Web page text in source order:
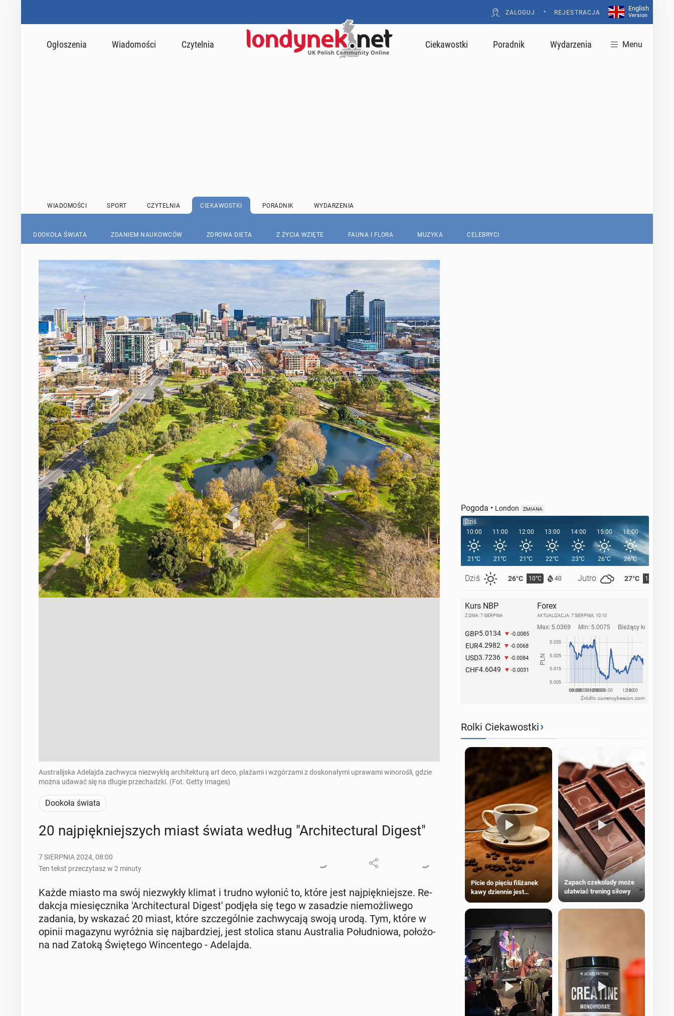
ZALOGUJ • REJESTRACJA
English
Version
Ogłoszenia Wiadomości Czytelnia Ciekawostki Poradnik Wydarzenia Menu
WIADOMOŚCI SPORT CZYTELNIA CIEKAWOSTKI PORADNIK WYDARZENIA
DOOKOŁA ŚWIATA ZDANIEM NAUKOWCÓW ZDROWA DIETA Z ŻYCIA WZIĘTE FAUNA I FLORA MUZYKA CELEBRYCI
Australijska Adelajda zachwyca niezwykłą architekturą art deco, plażami i wzgórzami z doskonałymi uprawami winorośli, gdzie
można udawać się na długie przechadzki. (Fot. Getty Images)
Dookoła świata
20 naj­pięk­niej­szych miast świata według "Ar­chi­tec­tu­ral Digest"
7 SIERPNIA 2024, 08:00
Ten tekst przeczytasz w 2 minuty
Każde miasto ma swój nie­zwy­kły klimat i trudno wyłonić to, które jest naj­pięk­niej­sze. Re­
dak­cja mie­sięcz­ni­ka 'Ar­chi­tec­tu­ral Digest' podjęła się tego w za­sa­dzie nie­moż­li­we­go
zadania, by wskazać 20 miast, które szcze­gól­nie za­chwy­ca­ją swoją urodą. Tym, które w
opinii ma­ga­zy­nu wy­róż­nia się naj­bar­dziej, jest stolica stanu Au­stra­lia Po­łu­dnio­wa, po­ło­żo­
na nad Zatoką Świę­te­go Win­cen­te­go - Ade­laj­da.
Pogoda • London ZMIANA
Dziś
10:00
21°C
Dziś 26°C 10°C 40 Jutro 27°C 14°C
11:00
21°C
12:00
21°C
13:00
22°C
14:00
23°C
15:00
26°C
16:00
26°C
17:00
Kurs NBP
Z DNIA: 7 SIERPNIA
GBP5.0134 -0.0085
EUR4.2982 -0.0068
USD3.7236 -0.0084
CHF4.6049 -0.0031
Forex
AKTUALIZACJA: 7 SIERPNIA, 10:10
Źródło: currencybeacon.com
Rolki Ciekawostki›
Picie do pięciu filiżanek
kawy dziennie jest
większości dorosłych
Zapach czekolady może
ułatwiać trening siłowy